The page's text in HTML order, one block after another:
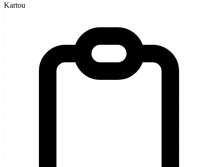
Kartou